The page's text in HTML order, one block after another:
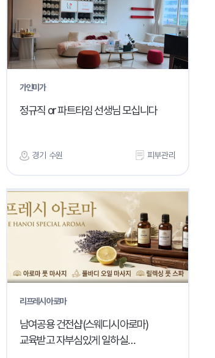
가인미가
정규직 or 파트타임 선생님 모십니다
경기 수원 피부관리
리프레시 아로마
남여공용 건전샵(스웨디시아로마)
교육받고 자부심있게 일하실